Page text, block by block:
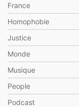
France
Homophobie
Justice
Monde
Musique
People
Podcast